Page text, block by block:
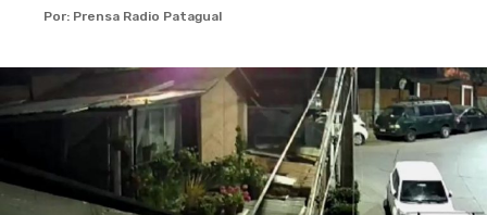
Por: Prensa Radio Patagual